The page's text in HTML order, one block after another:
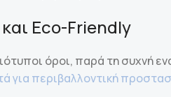
Eco-Friendly
όροι, παρά τη συχνή
για περιβαλλοντική